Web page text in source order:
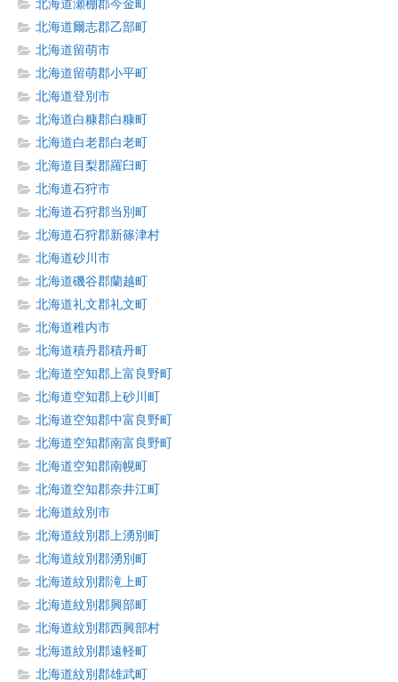
北海道瀬棚郡今金町
北海道爾志郡乙部町
北海道留萌市
北海道留萌郡小平町
北海道登別市
北海道白糠郡白糠町
北海道白老郡白老町
北海道目梨郡羅臼町
北海道石狩市
北海道石狩郡当別町
北海道石狩郡新篠津村
北海道砂川市
北海道磯谷郡蘭越町
北海道礼文郡礼文町
北海道稚内市
北海道積丹郡積丹町
北海道空知郡上富良野町
北海道空知郡上砂川町
北海道空知郡中富良野町
北海道空知郡南富良野町
北海道空知郡南幌町
北海道空知郡奈井江町
北海道紋別市
北海道紋別郡上湧別町
北海道紋別郡湧別町
北海道紋別郡滝上町
北海道紋別郡興部町
北海道紋別郡西興部村
北海道紋別郡遠軽町
北海道紋別郡雄武町